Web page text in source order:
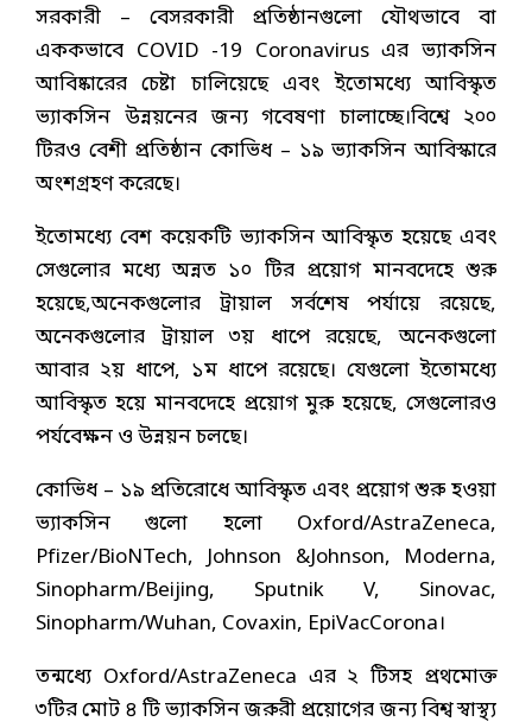
সরকারী – বেসরকারী প্রতিষ্ঠানগুলো যৌথভাবে বা
এককভাবে COVID -19 Coronavirus এর ভ্যাকসিন
আবিষ্কারের চেষ্টা চালিয়েছে এবং ইতোমধ্যে আবিস্কৃত
ভ্যাকসিন উন্নয়নের জন্য গবেষণা চালাচ্ছে।বিশ্বে ২০০
টিরও বেশী প্রতিষ্ঠান কোভিধ – ১৯ ভ্যাকসিন আবিস্কারে
অংশগ্রহণ করেছে।
ইতোমধ্যে বেশ কয়েকটি ভ্যাকসিন আবিস্কৃত হয়েছে এবং
সেগুলোর মধ্যে অন্নত ১০ টির প্রয়োগ মানবদেহে শুরু
হয়েছে,অনেকগুলোর ট্রায়াল সর্বশেষ পর্যায়ে রয়েছে,
অনেকগুলোর ট্রায়াল ৩য় ধাপে রয়েছে, অনেকগুলো
আবার ২য় ধাপে, ১ম ধাপে রয়েছে। যেগুলো ইতোমধ্যে
আবিস্কৃত হয়ে মানবদেহে প্রয়োগ মুরু হয়েছে, সেগুলোরও
পর্যবেক্ষন ও উন্নয়ন চলছে।
কোভিধ – ১৯ প্রতিরোধে আবিস্কৃত এবং প্রয়োগ শুরু হওয়া
ভ্যাকসিন গুলো হলো Oxford/AstraZeneca,
Pfizer/BioNTech, Johnson &Johnson, Moderna,
Sinopharm/Beijing, Sputnik V, Sinovac,
Sinopharm/Wuhan, Covaxin, EpiVacCorona।
তন্মধ্যে Oxford/AstraZeneca এর ২ টিসহ প্রথমোক্ত
৩টির মোট ৪ টি ভ্যাকসিন জরুরী প্রয়োগের জন্য বিশ্ব স্বাস্থ্য